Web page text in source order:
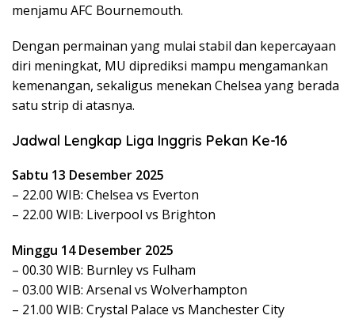
menjamu AFC Bournemouth.
Dengan permainan yang mulai stabil dan kepercayaan
diri meningkat, MU diprediksi mampu mengamankan
kemenangan, sekaligus menekan Chelsea yang berada
satu strip di atasnya.
Jadwal Lengkap Liga Inggris Pekan Ke-16
Sabtu 13 Desember 2025
– 22.00 WIB: Chelsea vs Everton
– 22.00 WIB: Liverpool vs Brighton
Minggu 14 Desember 2025
– 00.30 WIB: Burnley vs Fulham
– 03.00 WIB: Arsenal vs Wolverhampton
– 21.00 WIB: Crystal Palace vs Manchester City